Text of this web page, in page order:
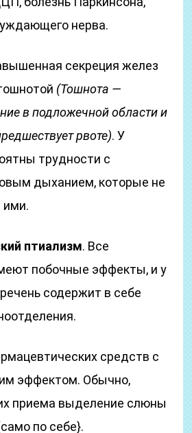
нерва.
секреция желез
(Тошнотa —
в подложечной области и
рвоте). У
трудности с
дыханием, которые не
ими.
птиализм. Все
побочные эффекты, и у
содержит в себе
средств с
эффектом. Обычно,
приема выделение слюны
по себе}.